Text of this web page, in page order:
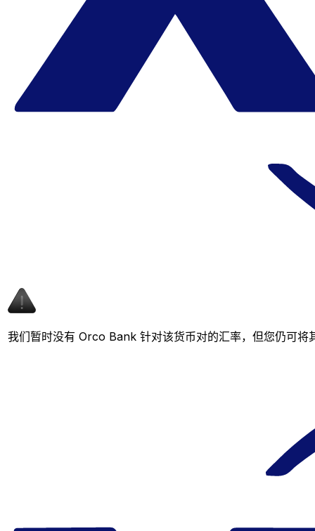
我们暂时没有 Orco Bank 针对该货币对的汇率，但您仍可